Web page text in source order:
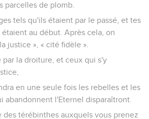
parcelles de plomb.
tels qu'ils étaient par le passé, et tes
au début. Après cela, on
justice », « cité fidèle ».
par la droiture, et ceux qui s'y
en une seule fois les rebelles et les
abandonnent l'Eternel disparaîtront.
des térébinthes auxquels vous prenez